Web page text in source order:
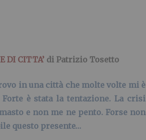
DI CITTA’ di Patrizio Tosetto
in una città che molte volte mi è
è stata la tentazione. La crisi
e non me ne pento. Forse non
questo presente…